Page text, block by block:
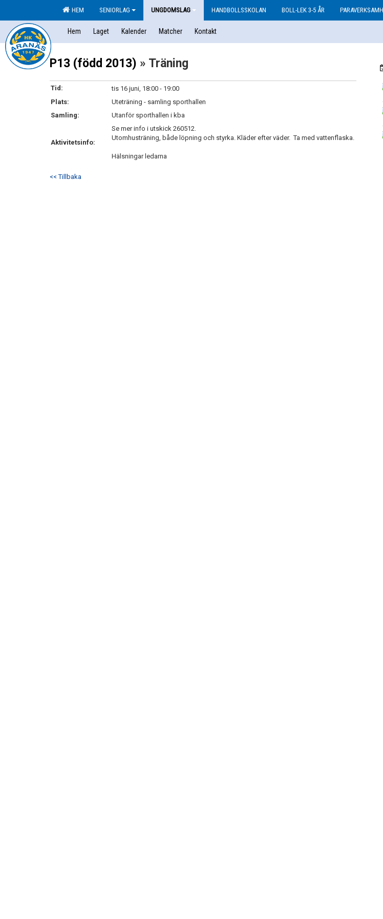
HEM SENIORLAG UNGDOMSLAG HANDBOLLSSKOLAN BOLL-LEK 3-5 ÅR
Hem Laget Kalender Matcher Kontakt
P13 (född 2013) » Träning
Tid:
tis 16 juni, 18:00 - 19:00
Plats:
Uteträning - samling sporthallen
Samling:
Utanför sporthallen i kba
Aktivitetsinfo:
Se mer info i utskick 260512.
Utomhusträning, både löpning och styrka. Kläder efter väder. Ta med vattenflaska.
Hälsningar ledarna
<< Tillbaka